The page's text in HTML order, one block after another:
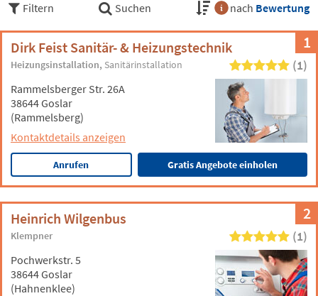
Filtern Suchen nach Bewertung
1
Dirk Feist Sanitär- & Heizungstechnik
Heizungsinstallation Sanitärinstallation (1)
Rammelsberger Str. 26A
38644 Goslar
(Rammelsberg)
Kontaktdetails anzeigen
Anrufen Gratis Angebote einholen
2
Heinrich Wilgenbus
Klempner (1)
Pochwerkstr. 5
38644 Goslar
(Hahnenklee)